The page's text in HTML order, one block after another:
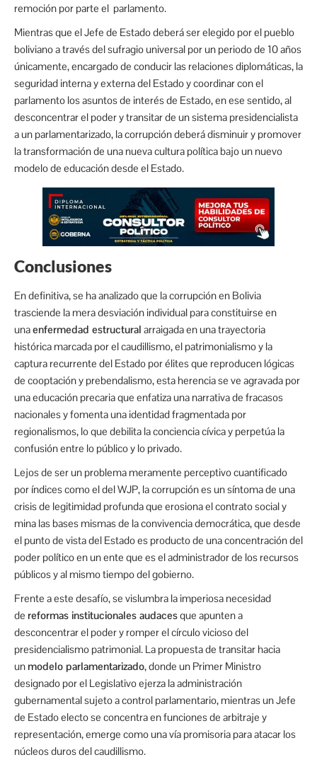
remoción por parte el parlamento.
Mientras que el Jefe de Estado deberá ser elegido por el pueblo
boliviano a través del sufragio universal por un periodo de 10 años
únicamente, encargado de conducir las relaciones diplomáticas, la
seguridad interna y externa del Estado y coordinar con el
parlamento los asuntos de interés de Estado, en ese sentido, al
desconcentrar el poder y transitar de un sistema presidencialista
a un parlamentarizado, la corrupción deberá disminuir y promover
la transformación de una nueva cultura política bajo un nuevo
modelo de educación desde el Estado.
Conclusiones
En definitiva, se ha analizado que la corrupción en Bolivia
trasciende la mera desviación individual para constituirse en
unaenfermedad estructural arraigada en una trayectoria
histórica marcada por el caudillismo, el patrimonialismo y la
captura recurrente del Estado por élites que reproducen lógicas
de cooptación y prebendalismo, esta herencia se ve agravada por
una educación precaria que enfatiza una narrativa de fracasos
nacionales y fomenta una identidad fragmentada por
regionalismos, lo que debilita la conciencia cívica y perpetúa la
confusión entre lo público y lo privado.
Lejos de ser un problema meramente perceptivo cuantificado
por índices como el del WJP, la corrupción es un síntoma de una
crisis de legitimidad profunda que erosiona el contrato social y
mina las bases mismas de la convivencia democrática, que desde
el punto de vista del Estado es producto de una concentración del
poder político en un ente que es el administrador de los recursos
públicos y al mismo tiempo del gobierno.
Frente a este desafío, se vislumbra la imperiosa necesidad
de reformas institucionales audacesque apunten a
desconcentrar el poder y romper el círculo vicioso del
presidencialismo patrimonial. La propuesta de transitar hacia
un modelo parlamentarizado, donde un Primer Ministro
designado por el Legislativo ejerza la administración
gubernamental sujeto a control parlamentario, mientras un Jefe
de Estado electo se concentra en funciones de arbitraje y
representación, emerge como una vía promisoria para atacar los
núcleos duros del caudillismo.